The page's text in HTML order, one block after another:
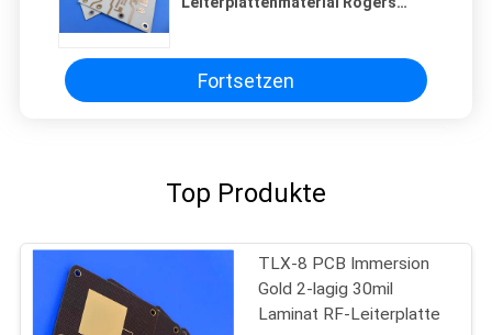
Fortsetzen
Top Produkte
TLX-8 PCB Immersion
Gold 2-lagig 30mil
Laminat RF-Leiterplatte